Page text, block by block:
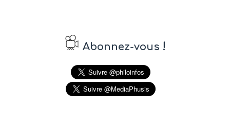
Abonnez-vous !